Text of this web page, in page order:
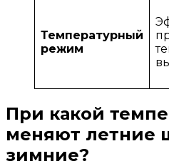
Температурный
режим
При какой
меняют летние
зимние?